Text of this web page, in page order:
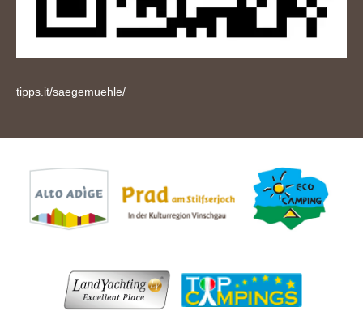
tipps.it/saegemuehle/